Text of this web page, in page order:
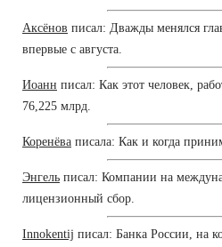
Аксёнов писал: Дважды менялся
впервые с августа.
Иоанн писал: Как этот человек,
76,225 млрд.
Коренёва писала: Как и когда
Энгель писал: Компании на
лицензионный сбор.
Innokentij писал: Банка России, на